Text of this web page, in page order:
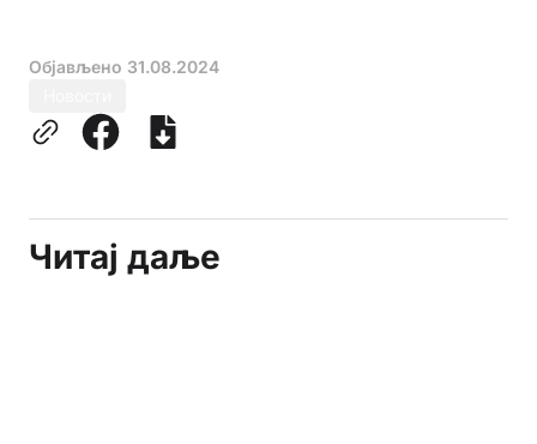
Објављено 31.08.2024
Читај даље